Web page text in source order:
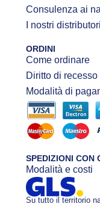
Consulenza ai
I nostri distributori
ORDINI
Come ordinare
Diritto di recesso
Modalità di
SPEDIZIONI CON
Modalità e costi
Su tutto il territorio